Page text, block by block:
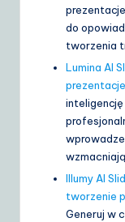
do
tworzenia
Lumina AI
Illumy AI
tworzenie
Generuj w